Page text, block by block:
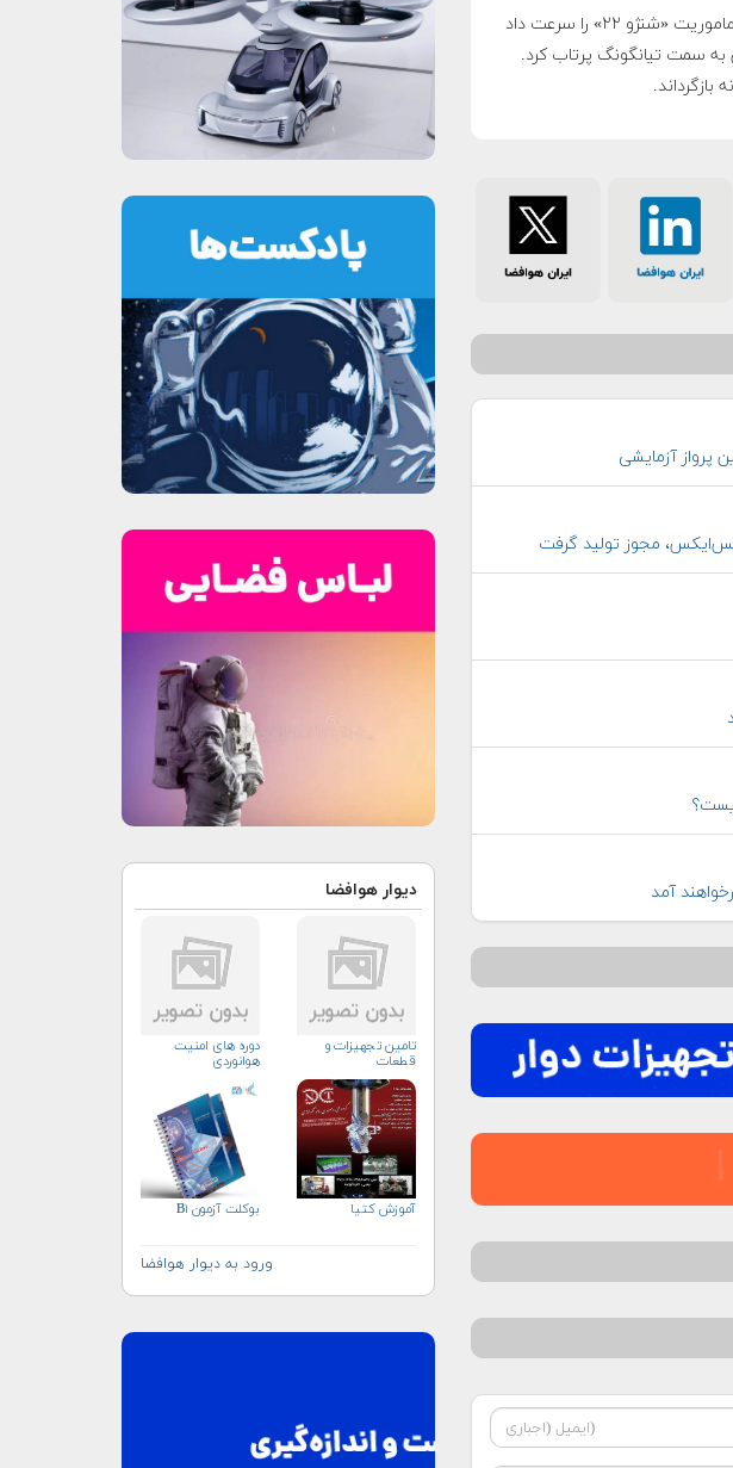
این وضعیت آسیب‌پذیر دوام زیادی نداشت. چین سفر ماموریت «شنژو ۲۲» را سرعت داد
بدون سرنشین به سمت تیانگونگ پرتاب کرد.
مجوز تولید گرفت
دیوار هوافضا
تامین تجهیزات و
قطعات
دوره های امنیت
هوانوردی
آموزش کتیا بوکلت آزمون B۱
ورود به دیوار هوافضا